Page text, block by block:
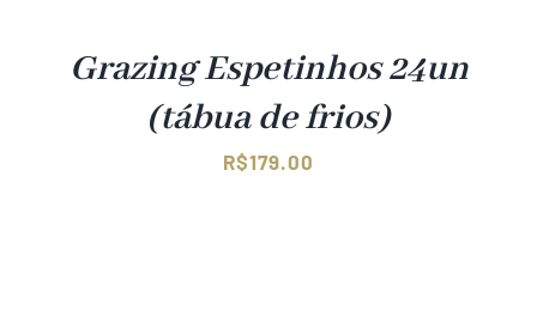
Grazing Espetinhos 24un
(tábua de frios)
R$179.00